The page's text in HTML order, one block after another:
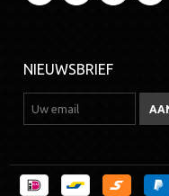
NIEUWSBRIEF